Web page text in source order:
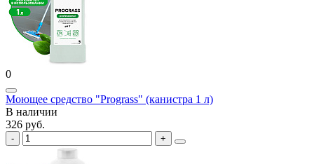
0
Моющее средство "Prograss" (канистра 1 л)
В наличии
326 руб.